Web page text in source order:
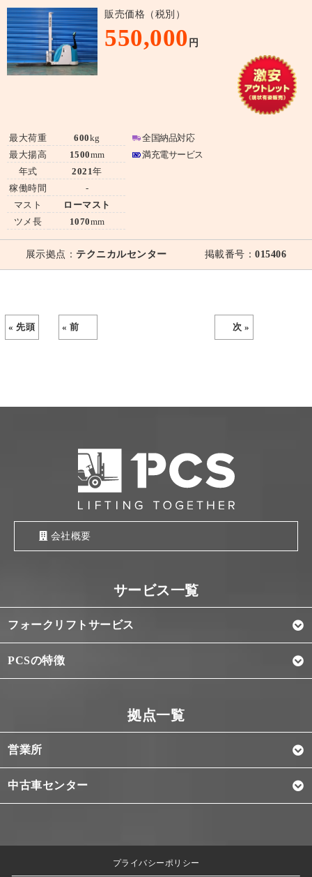
販売価格（税別）
550,000 円
最大荷重
最大揚高
年式
稼働時間
マスト
ツメ長
600kg
1500mm
2021年
-
ローマスト
1070mm
全国納品対応
満充電サービス
展示拠点： テクニカルセンター 掲載番号：015406
« 先頭 « 前 次 »
会社概要
フォークリフトサービス
PCSの特徴
営業所
中古車センター
プライバシーポリシー